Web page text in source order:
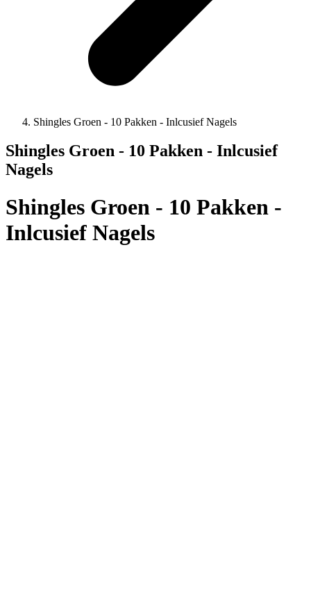
Shingles Groen - 10 Pakken - Inlcusief Nagels
Shingles Groen - 10 Pakken - Inlcusief
Nagels
Shingles Groen - 10 Pakken -
Inlcusief Nagels